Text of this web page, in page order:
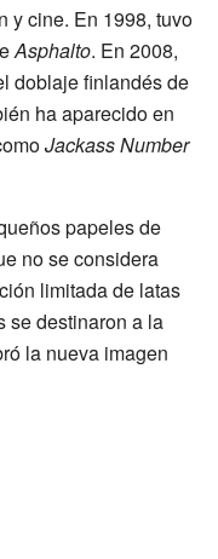
y cine. En 1998, tuvo
Asphalto. En 2008,
doblaje finlandés de
ha aparecido en
Jackass Number
papeles de
no se considera
limitada de latas
se destinaron a la
la nueva imagen